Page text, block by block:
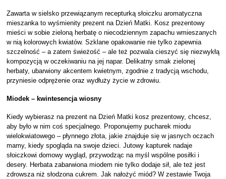
Zawarta w sielsko przewiązanym recepturką słoiczku aromatyczna
mieszanka to wyśmienity prezent na Dzień Matki. Kosz prezentowy
mieści w sobie zieloną herbatę o niecodziennym zapachu wmieszanych
w nią kolorowych kwiatów. Szklane opakowanie nie tylko zapewnia
szczelność – a zatem świeżość – ale też pozwala cieszyć się niezwykłą
kompozycją w oczekiwaniu na jej napar. Delikatny smak zielonej
herbaty, ubarwiony akcentem kwietnym, zgodnie z tradycją wschodu,
przyniesie odprężenie oraz wydłuży życie w zdrowiu.
Miodek – kwintesencja wiosny
Kiedy wybierasz na prezent na Dzień Matki kosz prezentowy, chcesz,
aby było w nim coś specjalnego. Proponujemy pucharek miodu
wielokwiatowego – płynnego złota, jakie znajduje się w jasnych oczach
mamy, kiedy spogląda na swoje dzieci. Jutowy kapturek nadaje
słoiczkowi domowy wygląd, przywodząc na myśl wspólne posiłki i
desery. Herbata zabarwiona miodem nie tylko dodaje sił, ale też jest
zdrowsza niż słodzona cukrem. Jak nałożyć miód? W zestawie Twoja